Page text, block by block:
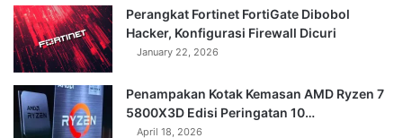
Perangkat Fortinet FortiGate Dibobol
Hacker, Konfigurasi Firewall Dicuri
January 22, 2026
Penampakan Kotak Kemasan AMD Ryzen 7
5800X3D Edisi Peringatan 10…
April 18, 2026